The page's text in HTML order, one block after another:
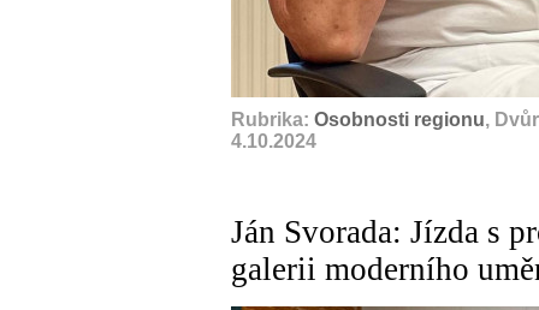
Rubrika: Osobnosti regionu,
4.10.2024
Ján Svorada: Jízda s
galerii moderního